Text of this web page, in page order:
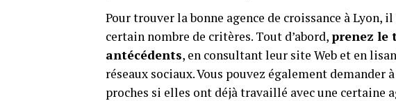
Pour trouver la bonne agence de croissance à
certain nombre de critères. Tout d’abord, prenez le
antécédents, en consultant leur site Web et en
réseaux sociaux. Vous pouvez également demander
proches si elles ont déjà travaillé avec une certaine